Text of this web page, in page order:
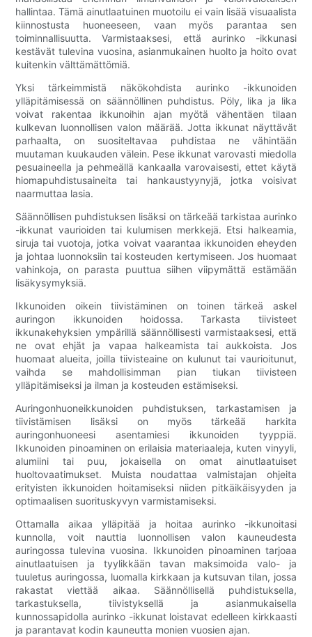
hallintaa. Tämä ainutlaatuinen muotoilu ei vain lisää visuaalista
kiinnostusta huoneeseen, vaan myös parantaa sen
toiminnallisuutta. Varmistaaksesi, että aurinko -ikkunasi
kestävät tulevina vuosina, asianmukainen huolto ja hoito ovat
kuitenkin välttämättömiä.
Yksi tärkeimmistä näkökohdista aurinko -ikkunoiden
ylläpitämisessä on säännöllinen puhdistus. Pöly, lika ja lika
voivat rakentaa ikkunoihin ajan myötä vähentäen tilaan
kulkevan luonnollisen valon määrää. Jotta ikkunat näyttävät
parhaalta, on suositeltavaa puhdistaa ne vähintään
muutaman kuukauden välein. Pese ikkunat varovasti miedolla
pesuaineella ja pehmeällä kankaalla varovaisesti, ettet käytä
hiomapuhdistusaineita tai hankaustyynyjä, jotka voisivat
naarmuttaa lasia.
Säännöllisen puhdistuksen lisäksi on tärkeää tarkistaa aurinko
-ikkunat vaurioiden tai kulumisen merkkejä. Etsi halkeamia,
siruja tai vuotoja, jotka voivat vaarantaa ikkunoiden eheyden
ja johtaa luonnoksiin tai kosteuden kertymiseen. Jos huomaat
vahinkoja, on parasta puuttua siihen viipymättä estämään
lisäkysymyksiä.
Ikkunoiden oikein tiivistäminen on toinen tärkeä askel
auringon ikkunoiden hoidossa. Tarkasta tiivisteet
ikkunakehyksien ympärillä säännöllisesti varmistaaksesi, että
ne ovat ehjät ja vapaa halkeamista tai aukkoista. Jos
huomaat alueita, joilla tiivisteaine on kulunut tai vaurioitunut,
vaihda se mahdollisimman pian tiukan tiivisteen
ylläpitämiseksi ja ilman ja kosteuden estämiseksi.
Auringonhuoneikkunoiden puhdistuksen, tarkastamisen ja
tiivistämisen lisäksi on myös tärkeää harkita
auringonhuoneesi asentamiesi ikkunoiden tyyppiä.
Ikkunoiden pinoaminen on erilaisia ​​materiaaleja, kuten vinyyli,
alumiini tai puu, jokaisella on omat ainutlaatuiset
huoltovaatimukset. Muista noudattaa valmistajan ohjeita
erityisten ikkunoiden hoitamiseksi niiden pitkäikäisyyden ja
optimaalisen suorituskyvyn varmistamiseksi.
Ottamalla aikaa ylläpitää ja hoitaa aurinko -ikkunoitasi
kunnolla, voit nauttia luonnollisen valon kauneudesta
auringossa tulevina vuosina. Ikkunoiden pinoaminen tarjoaa
ainutlaatuisen ja tyylikkään tavan maksimoida valo- ja
tuuletus auringossa, luomalla kirkkaan ja kutsuvan tilan, jossa
rakastat viettää aikaa. Säännöllisellä puhdistuksella,
tarkastuksella, tiivistyksellä ja asianmukaisella
kunnossapidolla aurinko -ikkunat loistavat edelleen kirkkaasti
ja parantavat kodin kauneutta monien vuosien ajan.